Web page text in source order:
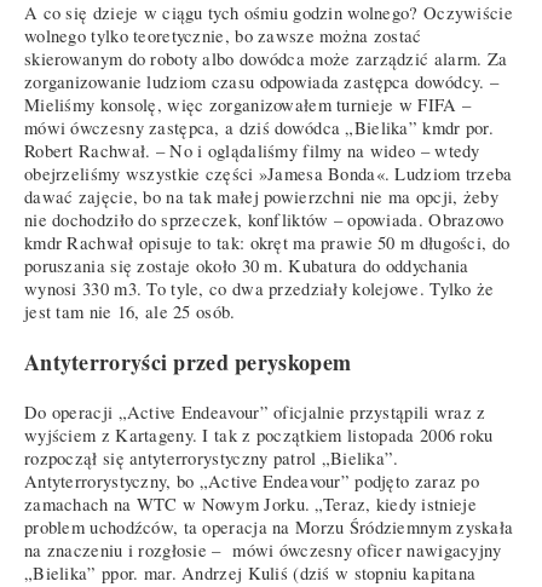
A co się dzieje w ciągu tych ośmiu godzin wolnego? Oczywiście
wolnego tylko teoretycznie, bo zawsze można zostać
skierowanym do roboty albo dowódca może zarządzić alarm. Za
zorganizowanie ludziom czasu odpowiada zastępca dowódcy. –
Mieliśmy konsolę, więc zorganizowałem turnieje w FIFA –
mówi ówczesny zastępca, a dziś dowódca „Bielika” kmdr por.
Robert Rachwał. – No i oglądaliśmy filmy na wideo – wtedy
obejrzeliśmy wszystkie części »Jamesa Bonda«. Ludziom trzeba
dawać zajęcie, bo na tak małej powierzchni nie ma opcji, żeby
nie dochodziło do sprzeczek, konfliktów – opowiada. Obrazowo
kmdr Rachwał opisuje to tak: okręt ma prawie 50 m długości, do
poruszania się zostaje około 30 m. Kubatura do oddychania
wynosi 330 m3. To tyle, co dwa przedziały kolejowe. Tylko że
jest tam nie 16, ale 25 osób.
Antyterroryści przed peryskopem
Do operacji „Active Endeavour” oficjalnie przystąpili wraz z
wyjściem z Kartageny. I tak z początkiem listopada 2006 roku
rozpoczął się antyterrorystyczny patrol „Bielika”.
Antyterrorystyczny, bo „Active Endeavour” podjęto zaraz po
zamachach na WTC w Nowym Jorku. „Teraz, kiedy istnieje
problem uchodźców, ta operacja na Morzu Śródziemnym zyskała
na znaczeniu i rozgłosie – mówi ówczesny oficer nawigacyjny
„Bielika” ppor. mar. Andrzej Kuliś (dziś w stopniu kapitana